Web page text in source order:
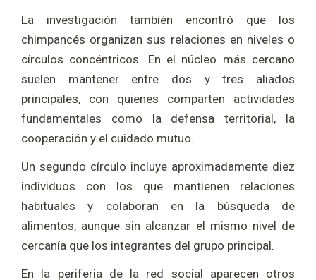
La investigación también encontró que los
chimpancés organizan sus relaciones en niveles o
círculos concéntricos. En el núcleo más cercano
suelen mantener entre dos y tres aliados
principales, con quienes comparten actividades
fundamentales como la defensa territorial, la
cooperación y el cuidado mutuo.
Un segundo círculo incluye aproximadamente diez
individuos con los que mantienen relaciones
habituales y colaboran en la búsqueda de
alimentos, aunque sin alcanzar el mismo nivel de
cercanía que los integrantes del grupo principal.
En la periferia de la red social aparecen otros